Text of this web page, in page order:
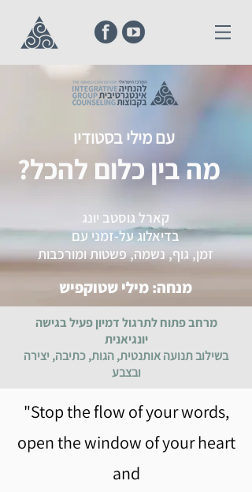
עם מילי בסטודיו
מה בין כלום להכל?
קארל גוסטב יונג
בדיאלוג על-זמני עם
זמן, גוף, נשמה, פשטות ומורכבות
מנחה: מילי שטוקפיש
מרחב פתוח לתרגול דמיון פעיל בגישה
יונגיאנית
בשילוב תנועה אותנטית, הגות, כתיבה, יצירה
ובצבע
"Stop the flow of your words,
open the window of your heart
and